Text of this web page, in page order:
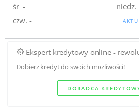
śr. -
czw. -
Ekspert kredytowy online -
Dobierz kredyt do swoich mozliwości!
DORADCA